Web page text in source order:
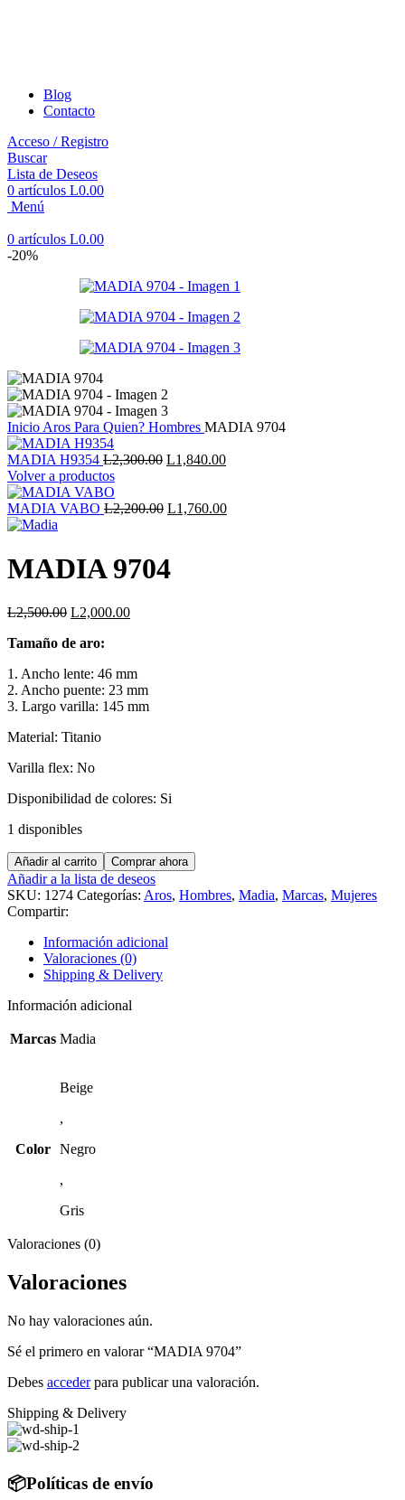
Blog
Contacto
Acceso / Registro
Buscar
Lista de Deseos
0 artículos L0.00
Menú
0 artículos L0.00
-20%
Inicio Aros Para Quien? Hombres MADIA 9704
MADIA H9354 L2,300.00 El
era:
L1,840.00El
es:
Volver a productos
MADIA VABO L2,200.00 El
era:
L2,200.00.
L1,760.00El
MADIA 9704
L2,500.00 El
original
L2,500.00.
L2,000.00El
L2,000.00.
Tamaño de aro:
1. Ancho lente: 46 mm
2. Ancho puente: 23 mm
3. Largo varilla: 145 mm
Material: Titanio
Varilla flex: No
Disponibilidad de colores: Si
1 disponibles
MADIA
9704
cantidad
Añadir al carrito Comprar ahora
Añadir a la lista de deseos
SKU: 1274 Categorías: Aros, Hombres, Madia, Marcas, Mujeres
Compartir:
Información adicional
Valoraciones (0)
Shipping & Delivery
Información adicional
Marcas Madia
Color
Beige
,
Negro
,
Gris
Valoraciones (0)
Valoraciones
No hay valoraciones aún.
Sé el primero en valorar “MADIA 9704”
Debes accederpara publicar una valoración.
Shipping & Delivery
📦Políticas de envío